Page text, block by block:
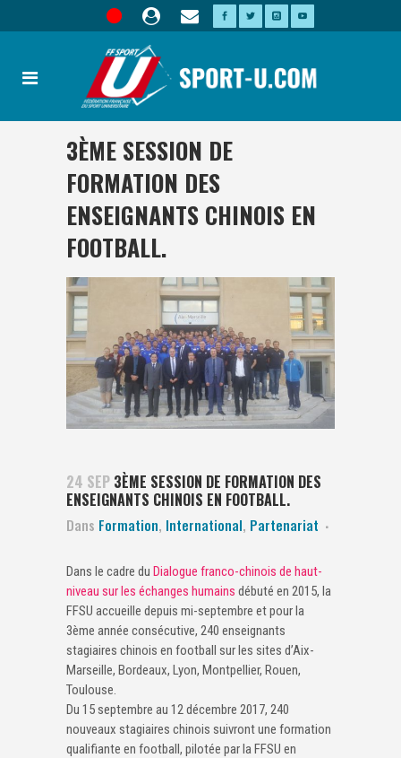
3ÈME SESSION DE
FORMATION DES
ENSEIGNANTS CHINOIS EN
FOOTBALL.
24 SEP 3ÈME SESSION DE FORMATION DES
ENSEIGNANTS CHINOIS EN FOOTBALL.
Dans Formation, International, Partenariat
Dans le cadre du Dialogue franco-chinois de haut-
niveau sur les échanges humains débuté en 2015, la
FFSU accueille depuis mi-septembre et pour la
3ème année consécutive, 240 enseignants
stagiaires chinois en football sur les sites d’Aix-
Marseille, Bordeaux, Lyon, Montpellier, Rouen,
Toulouse.
Du 15 septembre au 12 décembre 2017, 240
nouveaux stagiaires chinois suivront une formation
qualifiante en football, pilotée par la FFSU en